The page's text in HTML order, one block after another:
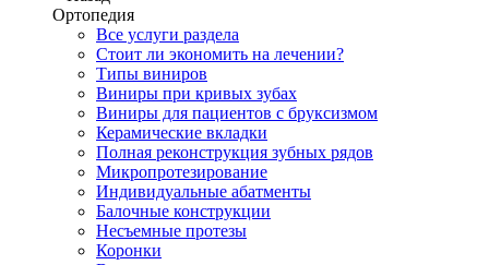
Ортопедия
Все услуги раздела
Стоит ли экономить на лечении?
Типы виниров
Виниры при кривых зубах
Виниры для пациентов с бруксизмом
Керамические вкладки
Полная реконструкция зубных рядов
Микропротезирование
Индивидуальные абатменты
Балочные конструкции
Несъемные протезы
Коронки